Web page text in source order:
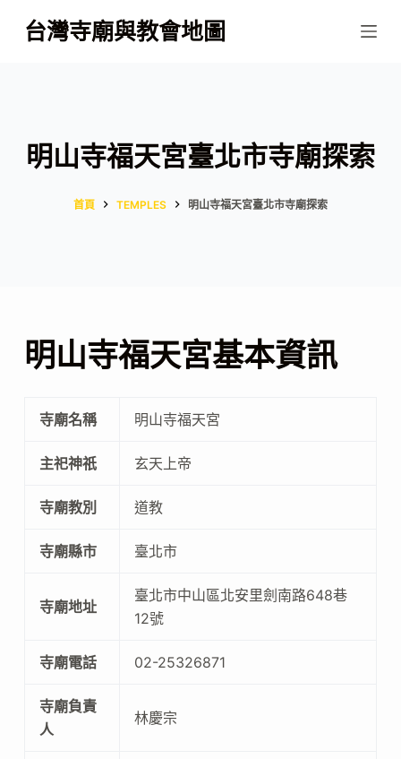
跳
至
台灣寺廟與教會地圖
明山寺福天宮臺北市寺廟探索
首頁 TEMPLES 明山寺福天宮臺北市寺廟探索
明山寺福天宮基本資訊
寺廟名稱 明山寺福天宮
主祀神祇 玄天上帝
寺廟教別 道教
寺廟縣市 臺北市
寺廟地址
臺北市中山區北安里劍南路648巷
12號
寺廟電話 02-25326871
寺廟負責
人
林慶宗